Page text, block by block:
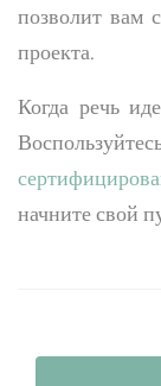
позволит вам
проекта.
Когда речь
начните свой